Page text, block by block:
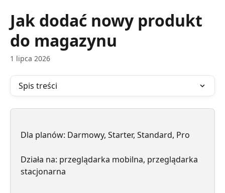
Jak dodać nowy produkt
do magazynu
1 lipca 2026
Spis treści
Dla planów: Darmowy, Starter, Standard, Pro
Działa na: przeglądarka mobilna, przeglądarka
stacjonarna